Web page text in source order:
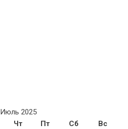
Июль 2025
Чт Пт Сб
Вс